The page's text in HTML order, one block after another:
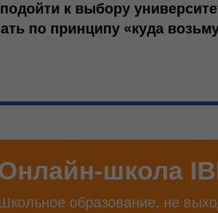
к выбору
по принципу «куда
школа
образование, не